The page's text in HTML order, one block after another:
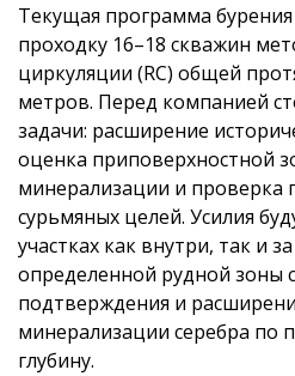
Текущая программа
проходку 16–18 скважин
циркуляции (RC) общей
метров. Перед компанией
задачи: расширение
оценка приповерхностной
минерализации и проверка
сурьмяных целей. Усилия
участках как внутри, так и
определенной рудной зоны
подтверждения и
минерализации серебра по
глубину.